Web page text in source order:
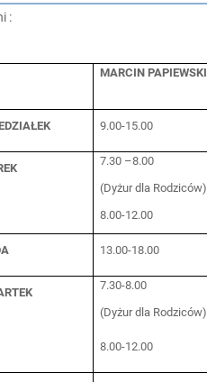
:
MARCIN PAPIEWSKI
9.00-15.00
7.30 –8.00
(Dyżur dla Rodziców)
8.00-12.00
13.00-18.00
7.30-8.00
(Dyżur dla Rodziców)
8.00-12.00